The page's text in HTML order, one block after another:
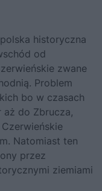
historyczna
od
zwane
Problem
bo w czasach
aż do Zbrucza,
Natomiast ten
przez
ziemiami